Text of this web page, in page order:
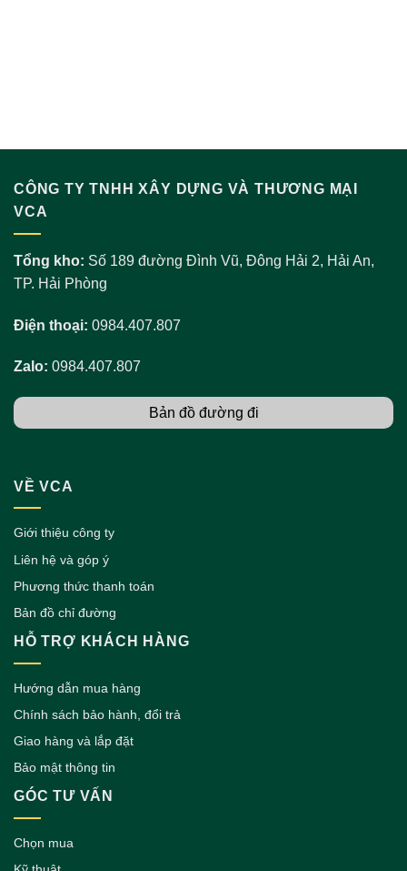
CÔNG TY TNHH XÂY DỰNG VÀ THƯƠNG MẠI
VCA
Tổng kho: Số 189 đường Đình Vũ, Đông Hải 2, Hải An,
TP. Hải Phòng
Điện thoại: 0984.407.807
Zalo: 0984.407.807
Bản đồ đường đi
VỀ VCA
Giới thiệu công ty
Liên hệ và góp ý
Phương thức thanh toán
Bản đồ chỉ đường
HỖ TRỢ KHÁCH HÀNG
Hướng dẫn mua hàng
Chính sách bảo hành, đổi trả
Giao hàng và lắp đặt
Bảo mật thông tin
GÓC TƯ VẤN
Chọn mua